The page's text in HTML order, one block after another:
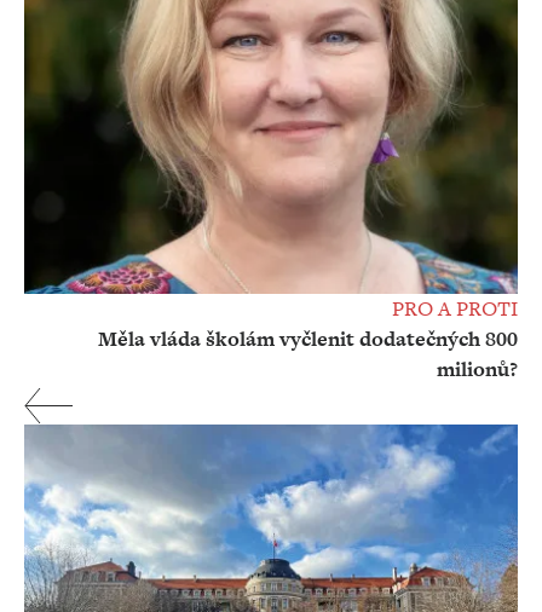
PRO A PROTI
Měla vláda školám vyčlenit dodatečných 800
milionů?